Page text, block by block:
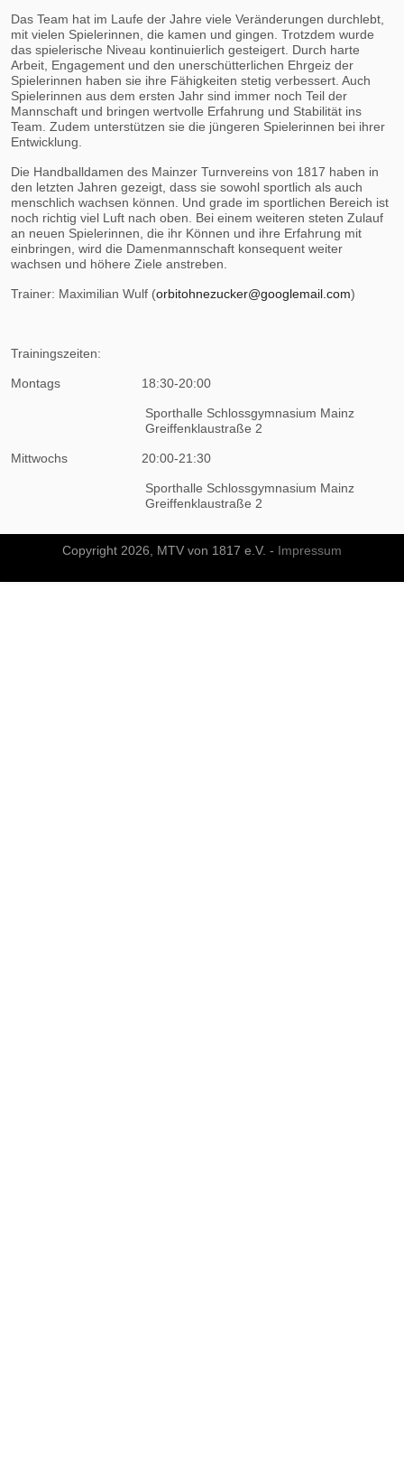
Das Team hat im Laufe der Jahre viele Veränderungen durchlebt,
mit vielen Spielerinnen, die kamen und gingen. Trotzdem wurde
das spielerische Niveau kontinuierlich gesteigert. Durch harte
Arbeit, Engagement und den unerschütterlichen Ehrgeiz der
Spielerinnen haben sie ihre Fähigkeiten stetig verbessert. Auch
Spielerinnen aus dem ersten Jahr sind immer noch Teil der
Mannschaft und bringen wertvolle Erfahrung und Stabilität ins
Team. Zudem unterstützen sie die jüngeren Spielerinnen bei ihrer
Entwicklung.
Die Handballdamen des Mainzer Turnvereins von 1817 haben in
den letzten Jahren gezeigt, dass sie sowohl sportlich als auch
menschlich wachsen können. Und grade im sportlichen Bereich ist
noch richtig viel Luft nach oben. Bei einem weiteren steten Zulauf
an neuen Spielerinnen, die ihr Können und ihre Erfahrung mit
einbringen, wird die Damenmannschaft konsequent weiter
wachsen und höhere Ziele anstreben.
Trainer: Maximilian Wulf (orbitohnezucker@googlemail.com)
Trainingszeiten:
Montags 18:30-20:00
Sporthalle Schlossgymnasium Mainz
Greiffenklaustraße 2
Mittwochs 20:00-21:30
Sporthalle Schlossgymnasium Mainz
Greiffenklaustraße 2
Copyright 2026, MTV von 1817 e.V. - Impressum